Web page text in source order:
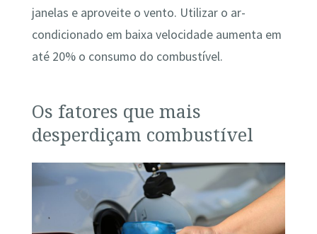
janelas e aproveite o vento. Utilizar o ar-
condicionado em baixa velocidade aumenta em
até 20% o consumo do combustível.
Os fatores que mais
desperdiçam combustível